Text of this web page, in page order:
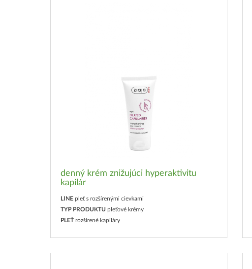
denný krém znižujúci hyperaktivitu
kapilár
LINE pleť s rozšírenými cievkami
TYP PRODUKTU pleťové krémy
PLEŤ rozšírené kapiláry